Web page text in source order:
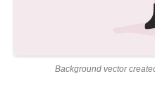
Background vector